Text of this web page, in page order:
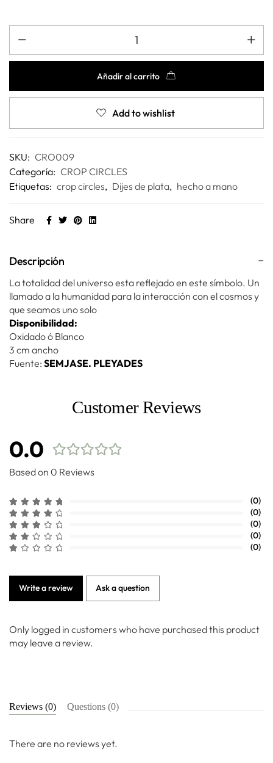
Añadir al carrito
Add to wishlist
SKU: CRO009
Categoría: CROP CIRCLES
Etiquetas: crop circles, Dijes de plata, hecho a mano
Share
Descripción
La totalidad del universo esta reflejado en este símbolo. Un
llamado a la humanidad para la interacción con el cosmos y
que seamos uno solo
Disponibilidad:
Oxidado ó Blanco
3 cm ancho
Fuente: SEMJASE. PLEYADES
Customer Reviews
0.0
Based on 0 Reviews
(0)
(0)
(0)
(0)
(0)
Write a review Ask a question
Only logged in customers who have purchased this product
may leave a review.
Reviews (0) Questions (0)
There are no reviews yet.